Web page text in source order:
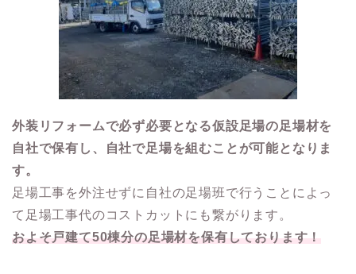
外装リフォームで必ず必要となる仮設足場の足場材を
自社で保有し、自社で足場を組むことが可能となりま
す。
足場工事を外注せずに自社の足場班で行うことによっ
て足場工事代のコストカットにも繋がります。
およそ戸建て50棟分の足場材を保有しております！